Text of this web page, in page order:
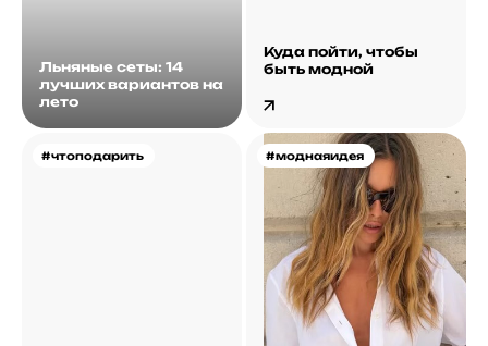
Льняные сеты: 14
лучших вариантов на
лето
Куда пойти, чтобы
быть модной
#чтоподарить #моднаяидея